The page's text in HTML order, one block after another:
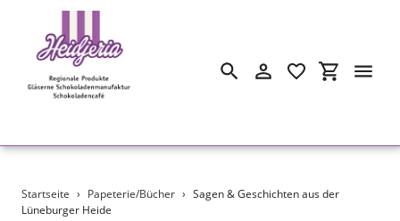
Direkt
zum
SuchenEinloggen
Startseite › Papeterie/Bücher › Sagen & Geschichten aus der
Lüneburger Heide